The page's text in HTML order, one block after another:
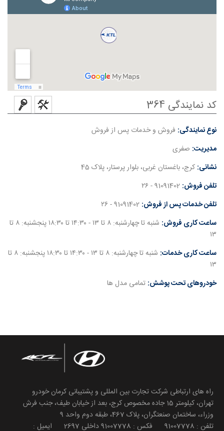
کد نمایندگی 364
نوع نمایندگی: فروش و خدمات پس از فروش
مدیریت: صفری
نشانی: کرج، باغستان غربی، بلوار پرستار، پلاک 45
تلفن فروش:
تلفن خدمات پس از فروش:
ساعت کاری فروش:
شنبه تا چهارشنبه: ۸ تا ۱۳ - ۱۴:۳۰ تا ۱۸:۳۰ پنجشنبه: ۸ تا
۱۳
ساعت کاری خدمات:
شنبه تا چهارشنبه: ۸ تا ۱۳ - ۱۴:۳۰ تا ۱۸:۳۰ پنجشنبه: ۸ تا
۱۳
خودروهای تحت پوشش: تمامی مدل ها
راه های ارتباطی شرکت تجارت بین المللی و پشتیبانی کرمان خودرو
تهران، کیلومتر 15 جاده مخصوص کرج، بعد از خیابان طیف، جنب فرش
وزراء، ساختمان صنعتگران، پلاک 467، طبقه دوم واحد 9
تلفن : 91007778 فکس : 91007778 داخلی 2697 ایمیل :